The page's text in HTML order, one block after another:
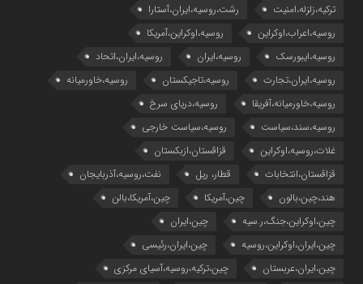
ترکیه،زلزله،امنیت
رشت،روسیه،ایران،آستارا
روسیه،اعراب،اوکراین
روسیه،اوکراین،آمریکا
روسیه،ایبورسک
روسیه،ایران
روسیه،ایران،اتحاد
روسیه،ایران،تجارت
روسیه،تاجیکستان
روسیه،خاورمیانه
روسیه،خاورمیانه،آفریقا
روسیه،دریای سرخ
روسیه،سند،سیاست
روسیه،سیاست خارجی
غلات،روسیه،اوکراین
قزاقستان،ازبکستان
قزاقستان،انتخابات
قطار، ریل
نفت،روسیه،آذربایجان
هند،چین،بالون
چین،آمریکا
چین،آمریکا،بالن
چین،اوکراین،جنگ،ر.سیه
چین،ایران
چین،ایران،اوکراین،روسیه
چین،ایران،رئیسی
چین،ایران،عربستان
چین،ترکیه،روسیه،آسیای مرکزی